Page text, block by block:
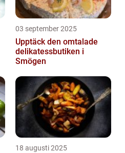
03 september 2025
Upptäck den omtalade
delikatessbutiken i
Smögen
18 augusti 2025